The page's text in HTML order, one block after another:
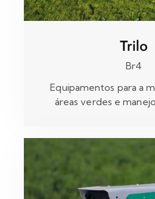
Trilo
Br4
Equipamentos para a
áreas verdes e